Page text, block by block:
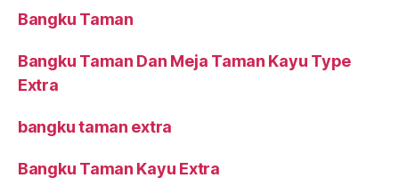
Bangku Taman
Bangku Taman Dan Meja Taman Kayu Type
Extra
bangku taman extra
Bangku Taman Kayu Extra